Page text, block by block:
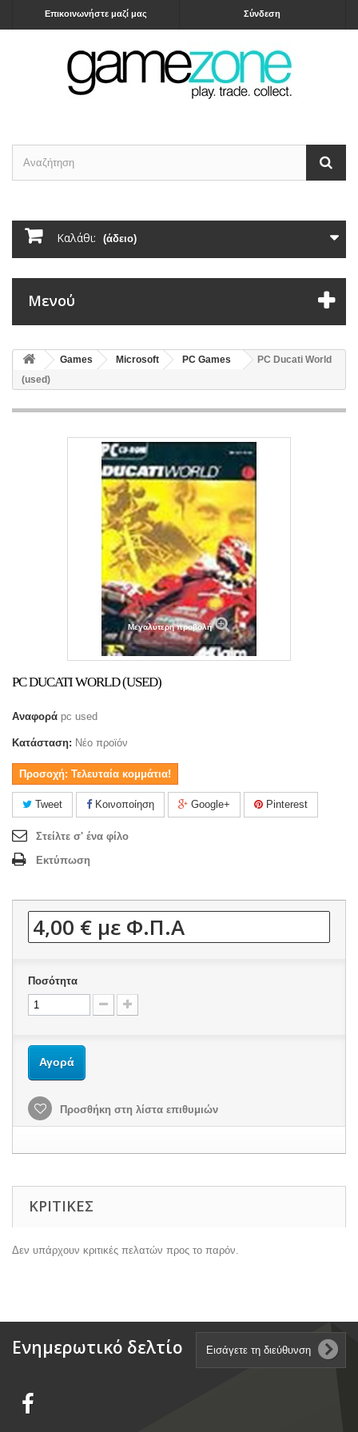
Σύνδεση
Επικοινωνήστε μαζί μας
Καλάθι: (άδειο)
Μενού
Games Microsoft PC Games
PC Ducati World
(used)
Μεγαλύτερη προβολή
PC DUCATI WORLD (USED)
Αναφορά pc used
Κατάσταση: Νέο προϊόν
Προσοχή: Τελευταία κομμάτια!
Tweet Κοινοποίηση Google+ Pinterest
Στείλτε σ' ένα φίλο
Εκτύπωση
4,00 € με Φ.Π.Α
Ποσότητα
Αγορά
Προσθήκη στη λίστα επιθυμιών
ΚΡΙΤΙΚΈΣ
Δεν υπάρχουν κριτικές πελατών προς το παρόν.
Ενημερωτικό δελτίο